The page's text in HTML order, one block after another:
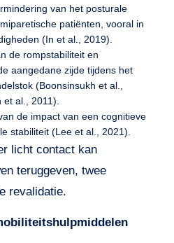
van het posturale
patiënten, vooral in
(In et al., 2019).
de rompstabiliteit en
aangedane zijde tijdens het
(Boonsinsukh et al.,
al., 2011).
de impact van een cognitieve
stabiliteit (Lee et al., 2021).
licht contact kan
teruggeven, twee
revalidatie.